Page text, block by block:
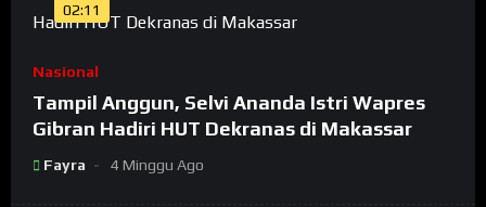
02:11
Nasional
Tampil Anggun, Selvi Ananda Istri Wapres
Gibran Hadiri HUT Dekranas di Makassar
Fayra 4 Minggu Ago